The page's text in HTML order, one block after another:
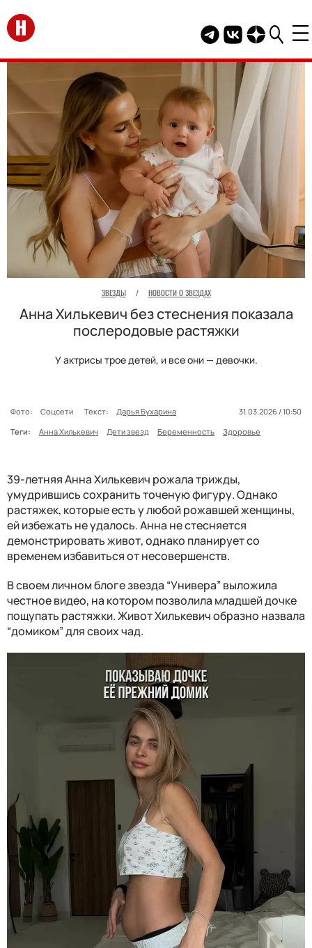
Перейти на главную
Telegram канал
Группа HELLO
Канал
ЗВЕЗДЫ / НОВОСТИ О ЗВЕЗДАХ
Анна Хилькевич без стеснения показала
послеродовые растяжки
У актрисы трое детей, и все они — девочки.
Фото: Соцсети Текст: Дарья Бухарина
31.03.2026 / 10:50
Теги:
Анна Хилькевич Дети звезд Беременность Здоровье
39-летняя Анна Хилькевич рожала трижды,
умудрившись сохранить точеную фигуру. Однако
растяжек, которые есть у любой рожавшей женщины,
ей избежать не удалось. Анна не стесняется
демонстрировать живот, однако планирует со
временем избавиться от несовершенств.
В своем личном блоге звезда “Универа” выложила
честное видео, на котором позволила младшей дочке
пощупать растяжки. Живот Хилькевич образно назвала
“домиком” для своих чад.